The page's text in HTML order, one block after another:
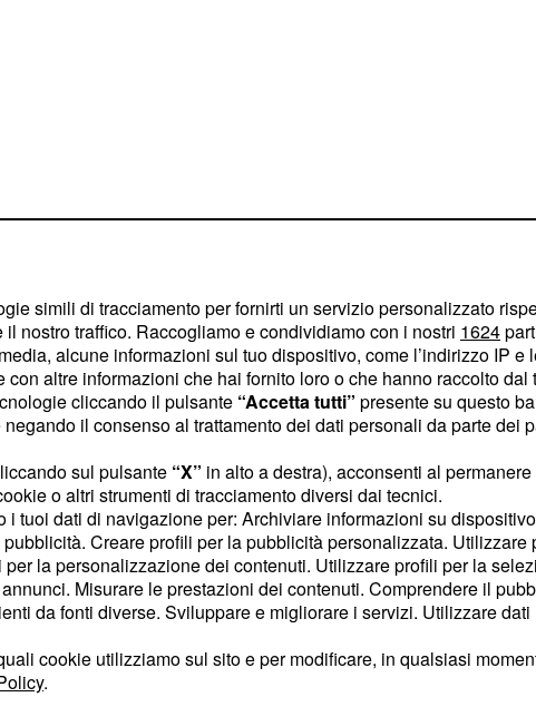
stati realizzati solo per
ruolo attivonel campo
che si trovano sul passa
depressione dell'aria, e in
lavorare al meglio. La
il cofano con la
lungo di essa.
è stato montato unnuovo
TDF, mentre il muso
il motore. La coda,
è arretrato per
simili di tracciamento per fornirti un servizio personalizzato
nostro traffico. Raccogliamo e condividiamo con i nostri 1624
alcune informazioni sul tuo dispositivo, come l’indirizzo IP e
con altre informazioni che hai fornito loro o che hanno raccolto
cliccando il pulsante “Accetta tutti” presente su questo
il consenso al trattamento dei dati personali da parte dei
sul pulsante “X” in alto a destra), acconsenti al
o altri strumenti di tracciamento diversi dai tecnici.
i tuoi dati di navigazione per: Archiviare informazioni su
Creare profili per la pubblicità personalizzata.
la personalizzazione dei contenuti. Utilizzare profili per la
Misurare le prestazioni dei contenuti. Comprendere il
da fonti diverse. Sviluppare e migliorare i servizi. Utilizzare
cookie utilizziamo sul sito e per modificare, in qualsiasi
.